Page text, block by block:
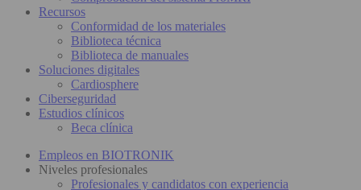
Recursos
Conformidad de los materiales
Biblioteca técnica
Biblioteca de manuales
Soluciones digitales
Cardiosphere
Ciberseguridad
Estudios clínicos
Beca clínica
Empleos en BIOTRONIK
Niveles profesionales
Profesionales y candidatos con experiencia